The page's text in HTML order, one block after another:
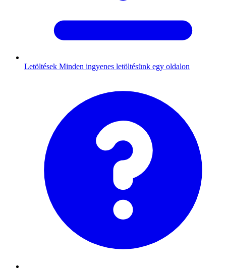
Letöltések Minden ingyenes letöltésünk egy oldalon